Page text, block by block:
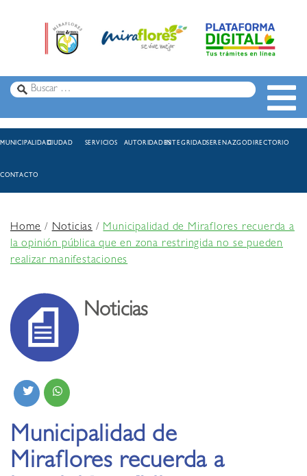
MUNICIPALIDADCIUDAD SERVICIOS AUTORIDADESINTEGRIDADSERENAZGODIRECTORIO
CONTACTO
Home/Noticias /Municipalidad de Miraflores recuerda a
la opinión pública que en zona restringida no se pueden
realizar manifestaciones
Noticias
Municipalidad de
Miraflores recuerda a